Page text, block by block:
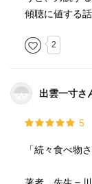
傾聴に値する話
2
出雲一寸さ
5
「続々食べ物